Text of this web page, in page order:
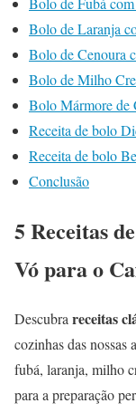
Bolo de Laranja
Bolo de Cenoura
Bolo de Milho
Bolo Mármore de
Receita de bolo
Receita de bolo
Conclusão
5 Receitas
Vó para o
Descubra receitas
cozinhas das nossas
fubá, laranja, milho
para a preparação